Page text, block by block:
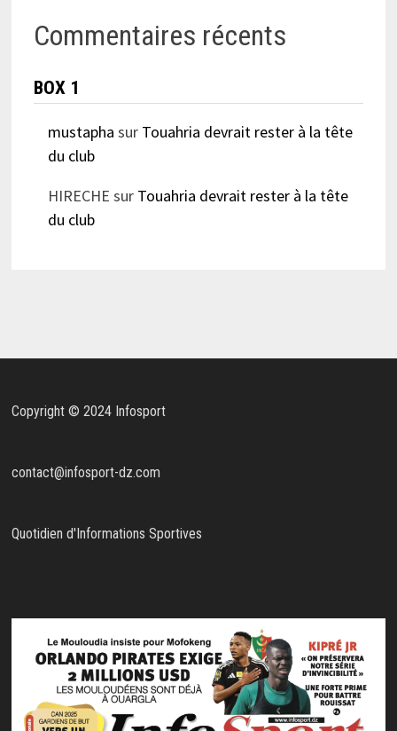
Commentaires récents
BOX 1
mustapha sur Touahria devrait rester à la tête
du club
HIRECHE sur Touahria devrait rester à la tête
du club
Copyright © 2024 Infosport
contact@infosport-dz.com
Quotidien d'Informations Sportives